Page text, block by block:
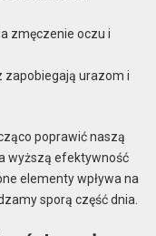
zmęczenie oczu i
zapobiegają urazom i
poprawić naszą
wyższą efektywność
elementy wpływa na
sporą część dnia.